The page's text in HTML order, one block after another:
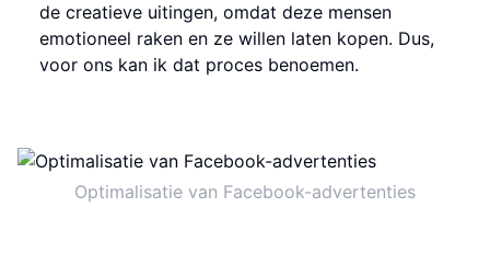
de creatieve uitingen, omdat deze mensen
emotioneel raken en ze willen laten kopen. Dus,
voor ons kan ik dat proces benoemen.
Optimalisatie van Facebook-advertenties